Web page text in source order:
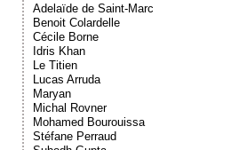
Adelaïde de Saint-Marc
Benoit Colardelle
Cécile Borne
Idris Khan
Le Titien
Lucas Arruda
Maryan
Michal Rovner
Mohamed Bourouissa
Stéfane Perraud